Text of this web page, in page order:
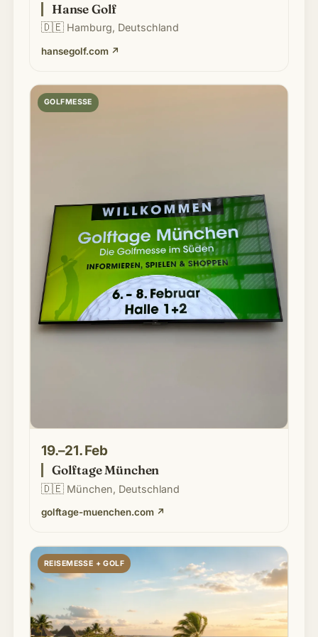
Hanse Golf
🇩🇪Hamburg, Deutschland
hansegolf.com ↗
GOLFMESSE
19.–21. Feb
Golftage München
🇩🇪München, Deutschland
golftage-muenchen.com ↗
REISEMESSE + GOLF